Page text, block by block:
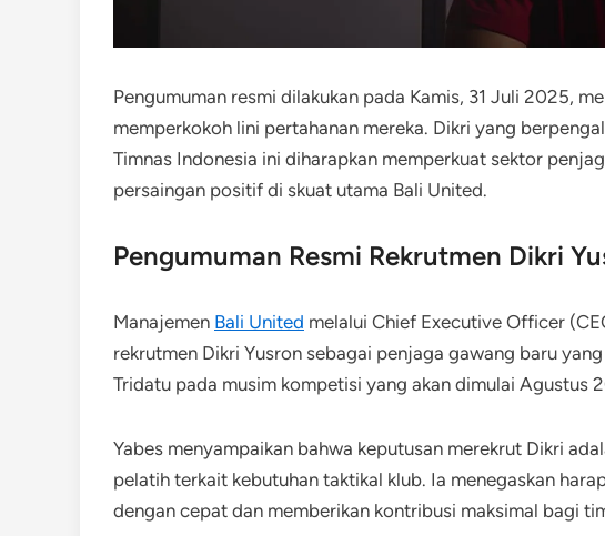
Pengumuman resmi dilakukan pada Kamis, 31 Juli 2025,
memperkokoh lini pertahanan mereka. Dikri yang
Timnas Indonesia ini diharapkan memperkuat sektor
persaingan positif di skuat utama Bali United.
Pengumuman Resmi Rekrutmen Dikri
Manajemen Bali United melalui Chief Executive Officer
rekrutmen Dikri Yusron sebagai penjaga gawang baru
Tridatu pada musim kompetisi yang akan dimulai Agustus
Yabes menyampaikan bahwa keputusan merekrut Dikri
pelatih terkait kebutuhan taktikal klub. Ia menegaskan
dengan cepat dan memberikan kontribusi maksimal bagi